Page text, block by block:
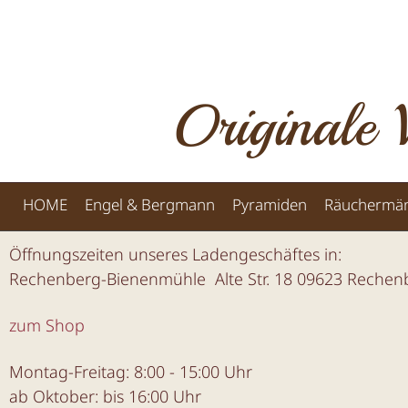
Originale
HOME Engel & Bergmann Pyramiden
Öffnungszeiten unseres Ladengeschäftes in:
Rechenberg-Bienenmühle Alte Str. 18 09623
zum Shop
Montag-Freitag: 8:00 - 15:00 Uhr
ab Oktober: bis 16:00 Uhr